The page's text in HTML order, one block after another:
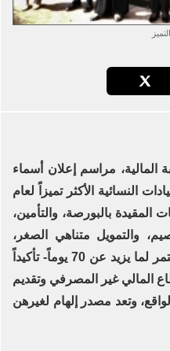
المالية، مراسم إعلان أسماء
النسائية الأكثر تميزاً لعام
المقيدة بالبورصة، والتأمين،
والتمويل متناهي الصغر،
وتسليمهن جائزة الهيئة وشهادات تقدير -بعد سباق استمر لما يزيد عن 70 يوماً- تأكيداً
المالي غير المصرفي وتقديم
وتعد مصدر إلهام لغيرهن